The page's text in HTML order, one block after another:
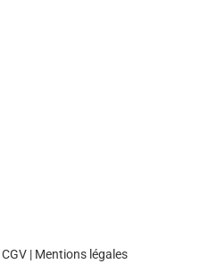
CGV| Mentions légales